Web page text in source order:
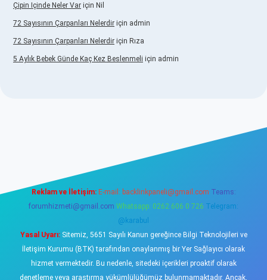
Çipin Içinde Neler Var için Nil
72 Sayısının Çarpanları Nelerdir için admin
72 Sayısının Çarpanları Nelerdir için Rıza
5 Aylık Bebek Günde Kaç Kez Beslenmeli için admin
Reklam ve İletişim: E-mail: backlinkpaneli@gmail.com Teams:
forumhizmeti@gmail.com Whatsapp: 0262 606 0 726 Telegram:
@karabul
Yasal Uyarı:Sitemiz, 5651 Sayılı Kanun gereğince Bilgi Teknolojileri ve
İletişim Kurumu (BTK) tarafından onaylanmış bir Yer Sağlayıcı olarak
hizmet vermektedir. Bu nedenle, sitedeki içerikleri proaktif olarak
denetleme veya araştırma yükümlülüğümüz bulunmamaktadır. Ancak,